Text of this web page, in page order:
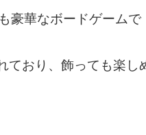
豪華なボードゲームで
ており、飾っても楽し